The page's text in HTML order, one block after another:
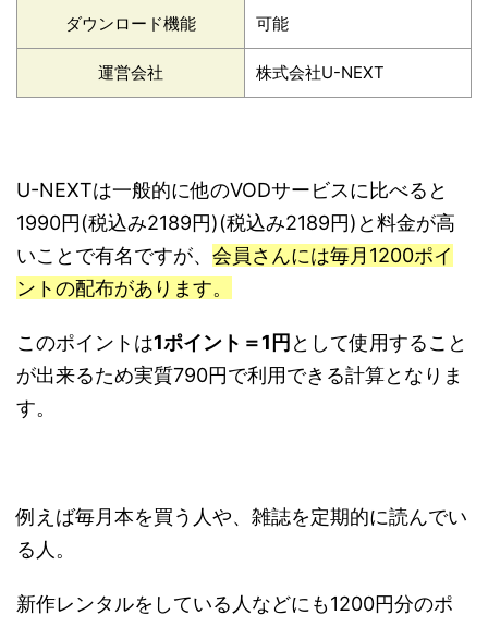
ダウンロード機能 可能
運営会社 株式会社U-NEXT
U-NEXTは一般的に他のVODサービスに比べると
1990円(税込み2189円)(税込み2189円)と料金が高
いことで有名ですが、 会員さんには毎月1200ポイ
ントの配布があります。
このポイントは1ポイント＝1円 として使用すること
が出来るため実質790円で利用できる計算となりま
す。
例えば毎月本を買う人や、雑誌を定期的に読んでい
る人。
新作レンタルをしている人などにも1200円分のポ